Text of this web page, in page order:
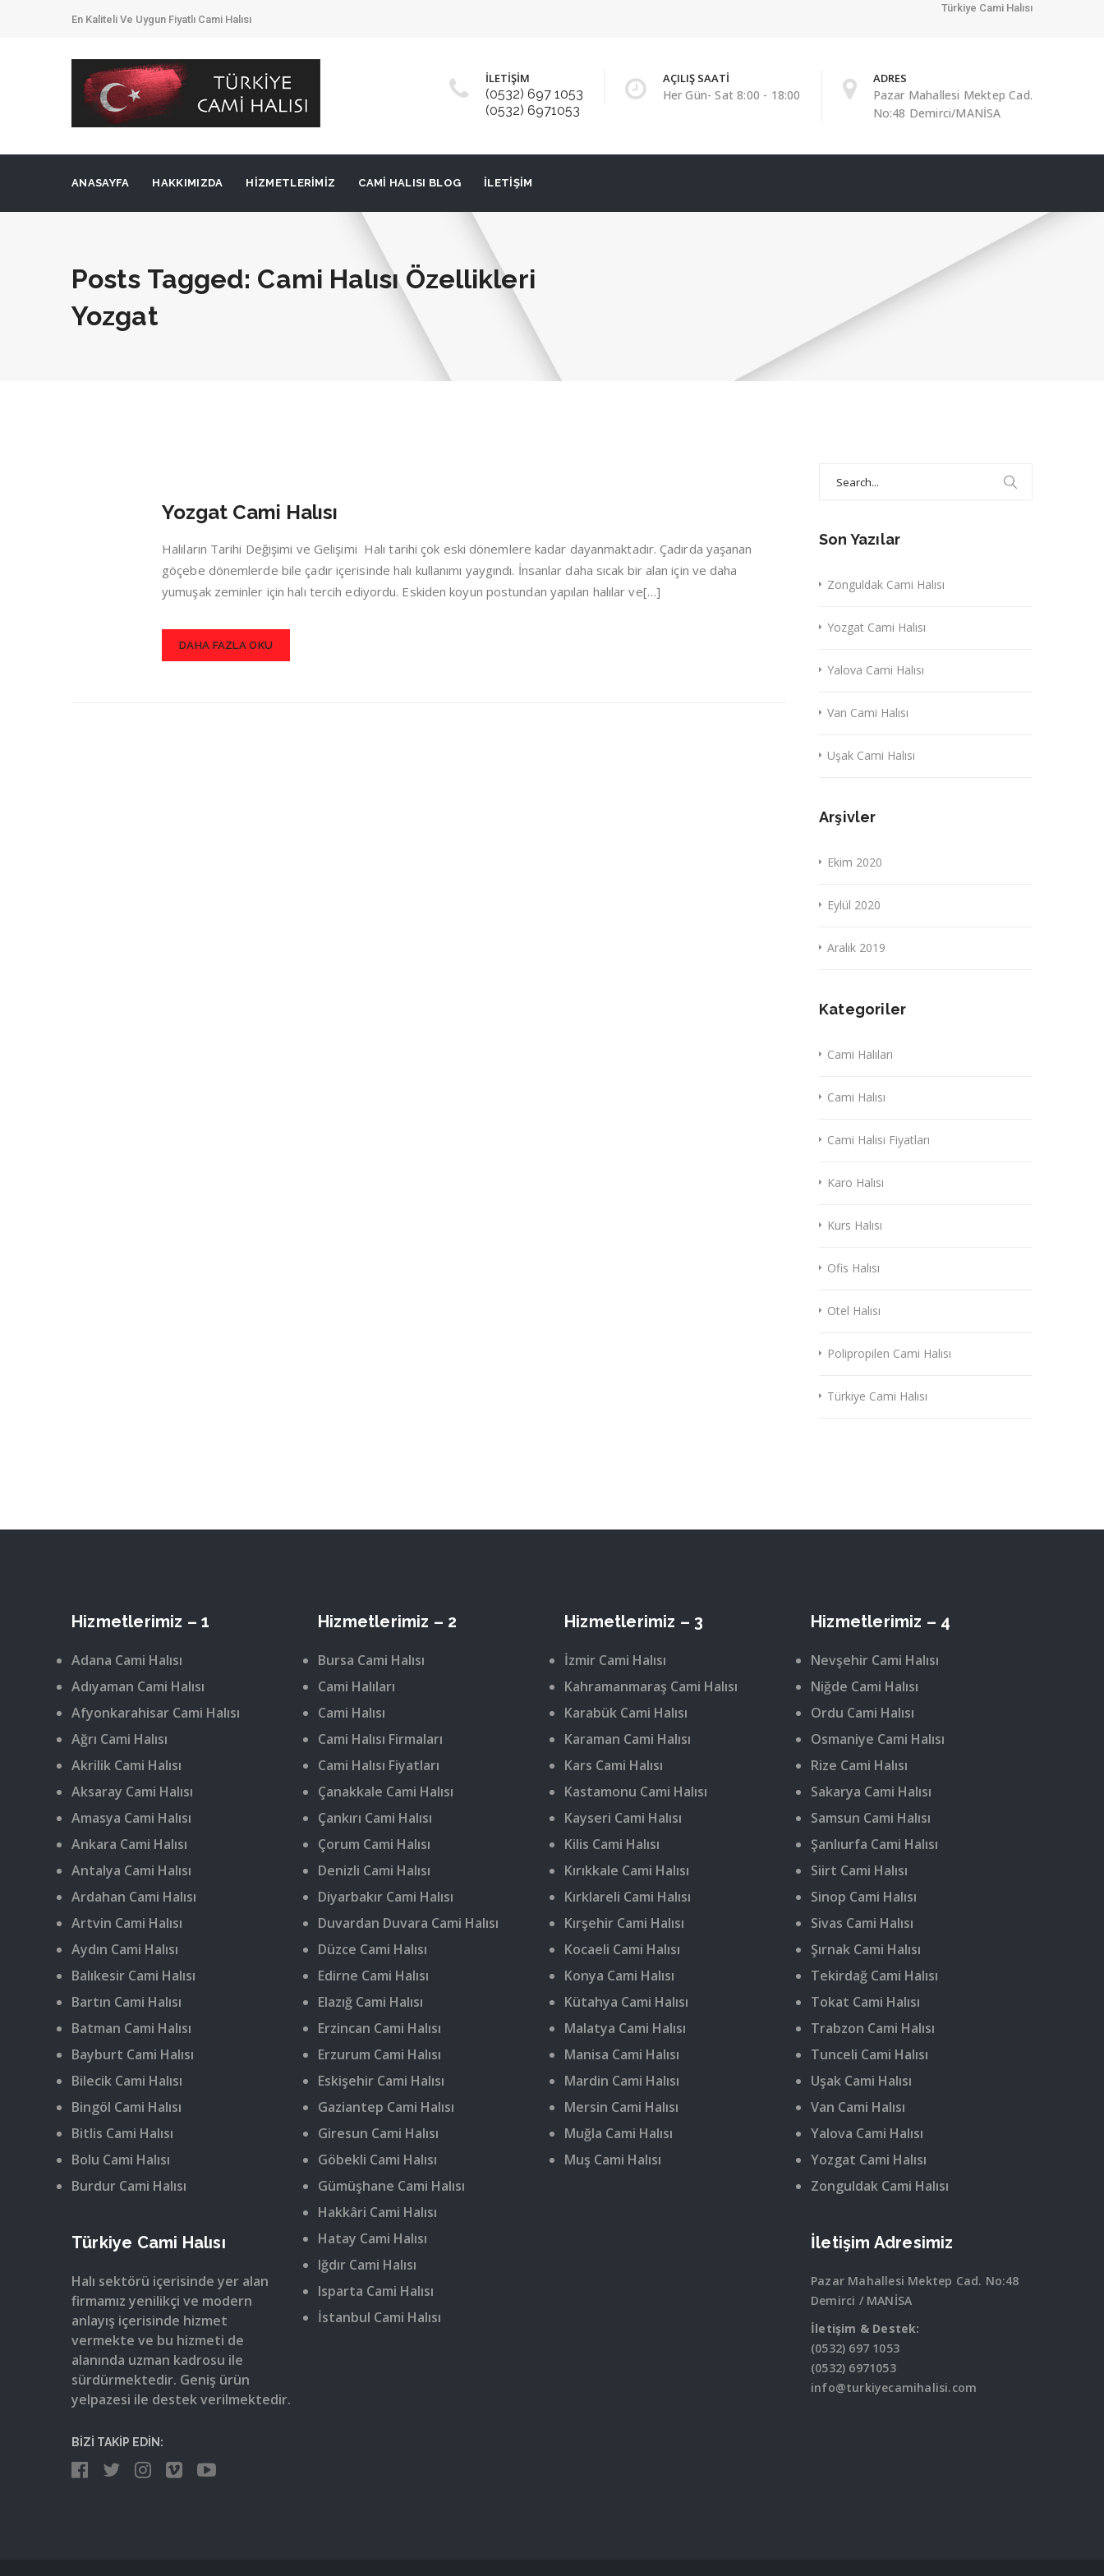
En Kaliteli Ve Uygun Fiyatlı Cami Halısı
Türkiye Cami Halısı
İLETİŞİM
(0532) 697 1053
(0532) 6971053
AÇILIŞ SAATİ
Her Gün- Sat 8:00 - 18:00
ADRES
Pazar Mahallesi Mektep Cad.
No:48 Demirci/MANİSA
ANASAYFA HAKKIMIZDA HIZMETLERIMIZ CAMI HALISI BLOG İLETIŞIM
Posts Tagged: Cami Halısı Özellikleri
Yozgat
Yozgat Cami Halısı
Halıların Tarihi Değişimi ve Gelişimi Halı tarihi çok eski dönemlere kadar dayanmaktadır. Çadırda yaşanan
göçebe dönemlerde bile çadır içerisinde halı kullanımı yaygındı. İnsanlar daha sıcak bir alan için ve daha
yumuşak zeminler için halı tercih ediyordu. Eskiden koyun postundan yapılan halılar ve[…]
DAHA FAZLA OKU
Son Yazılar
Zonguldak Cami Halısı
Yozgat Cami Halısı
Yalova Cami Halısı
Van Cami Halısı
Uşak Cami Halısı
Arşivler
Ekim 2020
Eylül 2020
Aralık 2019
Kategoriler
Cami Halıları
Cami Halısı
Cami Halısı Fiyatları
Karo Halısı
Kurs Halısı
Ofis Halısı
Otel Halısı
Polipropilen Cami Halısı
Türkiye Cami Halısı
Hizmetlerimiz – 1
Adana Cami Halısı
Adıyaman Cami Halısı
Afyonkarahisar Cami Halısı
Ağrı Cami Halısı
Akrilik Cami Halısı
Aksaray Cami Halısı
Amasya Cami Halısı
Ankara Cami Halısı
Antalya Cami Halısı
Ardahan Cami Halısı
Artvin Cami Halısı
Aydın Cami Halısı
Balıkesir Cami Halısı
Bartın Cami Halısı
Batman Cami Halısı
Bayburt Cami Halısı
Bilecik Cami Halısı
Bingöl Cami Halısı
Bitlis Cami Halısı
Bolu Cami Halısı
Burdur Cami Halısı
Türkiye Cami Halısı
Halı sektörü içerisinde yer alan
firmamız yenilikçi ve modern
anlayış içerisinde hizmet
vermekte ve bu hizmeti de
alanında uzman kadrosu ile
sürdürmektedir. Geniş ürün
yelpazesi ile destek verilmektedir.
BİZİ TAKİP EDİN:
Hizmetlerimiz – 2
Bursa Cami Halısı
Cami Halıları
Cami Halısı
Cami Halısı Firmaları
Cami Halısı Fiyatları
Çanakkale Cami Halısı
Çankırı Cami Halısı
Çorum Cami Halısı
Denizli Cami Halısı
Diyarbakır Cami Halısı
Duvardan Duvara Cami Halısı
Düzce Cami Halısı
Edirne Cami Halısı
Elazığ Cami Halısı
Erzincan Cami Halısı
Erzurum Cami Halısı
Eskişehir Cami Halısı
Gaziantep Cami Halısı
Giresun Cami Halısı
Göbekli Cami Halısı
Gümüşhane Cami Halısı
Hakkâri Cami Halısı
Hatay Cami Halısı
Iğdır Cami Halısı
Isparta Cami Halısı
İstanbul Cami Halısı
Hizmetlerimiz – 3
İzmir Cami Halısı
Kahramanmaraş Cami Halısı
Karabük Cami Halısı
Karaman Cami Halısı
Kars Cami Halısı
Kastamonu Cami Halısı
Kayseri Cami Halısı
Kilis Cami Halısı
Kırıkkale Cami Halısı
Kırklareli Cami Halısı
Kırşehir Cami Halısı
Kocaeli Cami Halısı
Konya Cami Halısı
Kütahya Cami Halısı
Malatya Cami Halısı
Manisa Cami Halısı
Mardin Cami Halısı
Mersin Cami Halısı
Muğla Cami Halısı
Muş Cami Halısı
Hizmetlerimiz – 4
Nevşehir Cami Halısı
Niğde Cami Halısı
Ordu Cami Halısı
Osmaniye Cami Halısı
Rize Cami Halısı
Sakarya Cami Halısı
Samsun Cami Halısı
Şanlıurfa Cami Halısı
Siirt Cami Halısı
Sinop Cami Halısı
Sivas Cami Halısı
Şırnak Cami Halısı
Tekirdağ Cami Halısı
Tokat Cami Halısı
Trabzon Cami Halısı
Tunceli Cami Halısı
Uşak Cami Halısı
Van Cami Halısı
Yalova Cami Halısı
Yozgat Cami Halısı
Zonguldak Cami Halısı
İletişim Adresimiz
Pazar Mahallesi Mektep Cad. No:48
Demirci / MANİSA
İletişim & Destek:
(0532) 697 1053
(0532) 6971053
info@turkiyecamihalisi.com